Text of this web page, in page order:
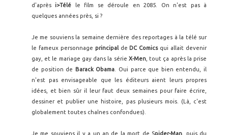
d'aprèsi>Télé le film se déroule en 2085. On n'est pas à
quelques années près, si ?
Je me souviens la semaine dernière des reportages à la télé sur
le fameux personnage principalde DC Comicsqui allait devenir
gay, et le mariage gay dans la série X-Men, tout ça après la prise
de position de Barack Obama . Oui parce que bien entendu, il
n'est pas envisageable que les éditeurs aient leurs propres
idées, et bien sûr il leur faut deux semaines pour faire écrire,
dessiner et publier une histoire, pas plusieurs mois. (Là, c'est
globalement toutes chaînes confondues).
Je me souviens il y a un an de la mort de Spider-Man , puis du